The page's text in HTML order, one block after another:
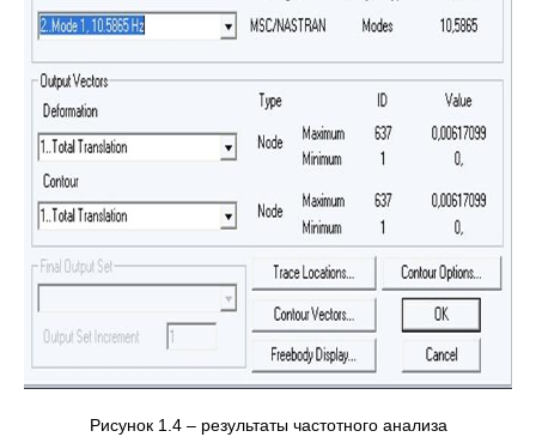
Рисунок 1.4 – результаты частотного анализа